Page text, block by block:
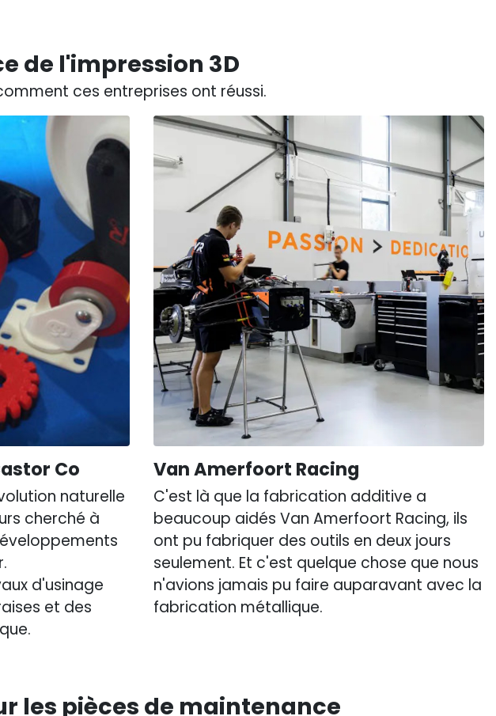
de l'impression 3D
ces entreprises ont réussi.
Co
naturelle
cherché à
d'usinage
et des
Van Amerfoort Racing
C'est là que la fabrication additive a
beaucoup aidés Van Amerfoort Racing, ils
ont pu fabriquer des outils en deux jours
seulement. Et c'est quelque chose que nous
n'avions jamais pu faire auparavant avec la
fabrication métallique.
les pièces de maintenance